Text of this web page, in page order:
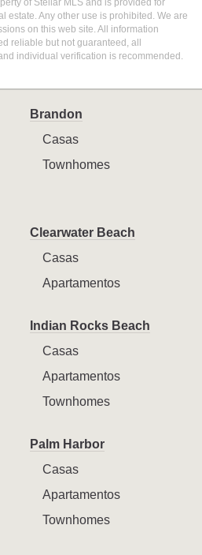
of Stellar MLS and is provided for
estate. Any other use is prohibited. We are
on this web site. All information
reliable but not guaranteed, all
individual verification is recommended.
Brandon
Casas
Townhomes
Clearwater Beach
Casas
Apartamentos
Indian Rocks Beach
Casas
Apartamentos
Townhomes
Palm Harbor
Casas
Apartamentos
Townhomes